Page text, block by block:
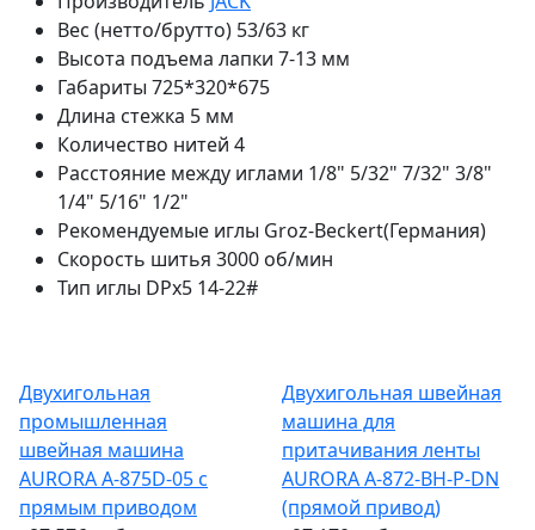
Вес (нетто/брутто) 53/63 кг
Высота подъема лапки 7-13 мм
Габариты 725*320*675
Длина стежка 5 мм
Количество нитей 4
Расстояние между иглами 1/8" 5/32" 7/32" 3/8"
1/4" 5/16" 1/2"
Рекомендуемые иглы Groz-Beckert(Германия)
Скорость шитья 3000 об/мин
Тип иглы DPx5 14-22#
Двухигольная
промышленная
швейная машина
AURORA A-875D-05 с
прямым приводом
Двухигольная швейная
машина для
притачивания ленты
AURORA A-872-BH-P-DN
(прямой привод)